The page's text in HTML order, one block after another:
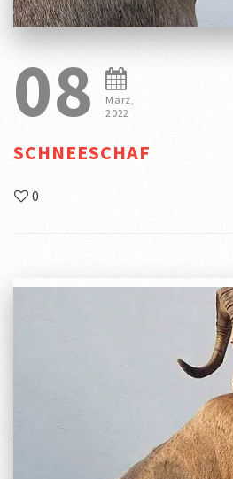
08
März,
2022
SCHNEESCHAF
0